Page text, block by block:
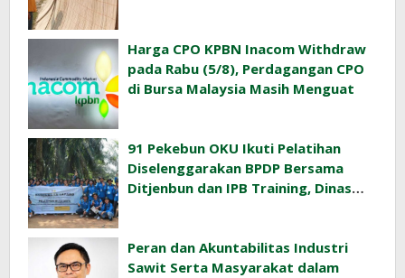
Harga CPO KPBN Inacom Withdraw
pada Rabu (5/8), Perdagangan CPO
di Bursa Malaysia Masih Menguat
91 Pekebun OKU Ikuti Pelatihan
Diselenggarakan BPDP Bersama
Ditjenbun dan IPB Training, Dinas
Peran dan Akuntabilitas Industri
Sawit Serta Masyarakat dalam